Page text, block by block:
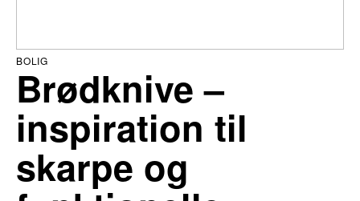
Brødknive –
inspiration til
skarpe og
BOLIG